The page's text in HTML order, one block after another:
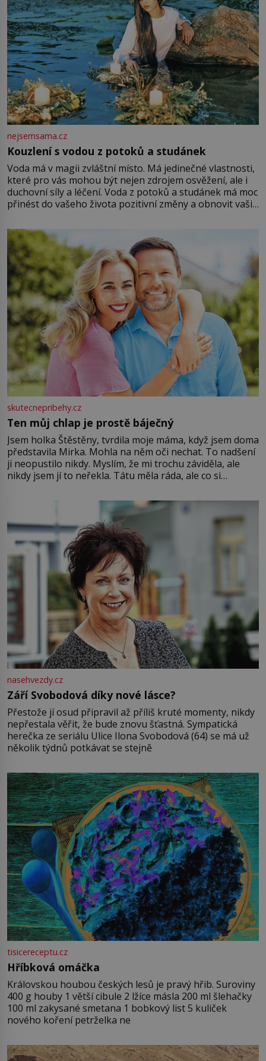
nejsemsama.cz
Kouzlení s vodou z potoků a studánek
Voda má v magii zvláštní místo. Má jedinečné vlastnosti,
které pro vás mohou být nejen zdrojem osvěžení, ale i
duchovní síly a léčení. Voda z potoků a studánek má moc
přinést do vašeho života pozitivní změny a obnovit vaši
můžete obohatit své rituály a přinést do svého života
větší harmonii a klid. Je důležité
skutecnepribehy.cz
Ten můj chlap je prostě báječný
Jsem holka Štěstěny, tvrdila moje máma, když jsem doma
představila Mirka. Mohla na něm oči nechat. To nadšení
ji neopustilo nikdy. Myslím, že mi trochu záviděla, ale
nikdy jsem jí to neřekla. Tátu měla ráda, ale co si
Jsme spolu moc rádi Tehdy byla jiná doba, když
nasehvezdy.cz
Září Svobodová díky nové lásce?
Přestože jí osud připravil až příliš kruté momenty, nikdy
nepřestala věřit, že bude znovu šťastná. Sympatická
herečka ze seriálu Ulice Ilona Svobodová (64) se má už
několik týdnů potkávat se stejně
tisicereceptu.cz
Hříbková omáčka
Královskou houbou českých lesů je pravý hřib. Suroviny
400 g houby 1 větší cibule 2 lžíce másla 200 ml šlehačky
100 ml zakysané smetana 1 bobkový list 5 kuliček
nového koření petrželka ne